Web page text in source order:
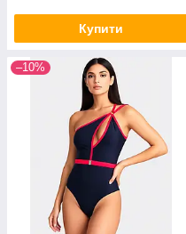
Купити
–10%